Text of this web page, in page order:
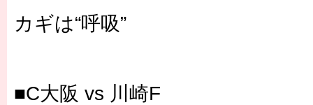
カギは“呼吸”
■C大阪 vs 川崎F